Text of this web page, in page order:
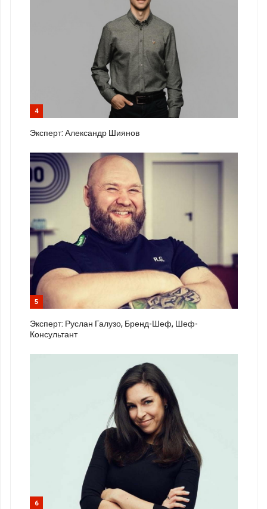
4
Эксперт: Александр Шиянов
5
Эксперт: Руслан Галузо, Бренд-Шеф, Шеф-
Консультант
6